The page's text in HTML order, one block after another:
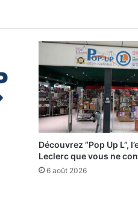
Découvrez “Pop Up L”,
Leclerc que vous ne
6 août 2026